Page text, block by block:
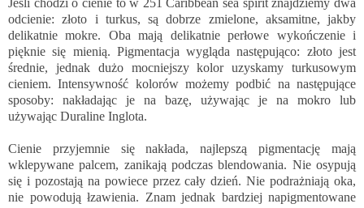
Jeśli chodzi o cienie to w 251 Caribbean sea spirit znajdziemy dwa
odcienie: złoto i turkus, są dobrze zmielone, aksamitne, jakby
delikatnie mokre. Oba mają delikatnie perłowe wykończenie i
pięknie się mienią. Pigmentacja wygląda następująco: złoto jest
średnie, jednak dużo mocniejszy kolor uzyskamy turkusowym
cieniem. Intensywność kolorów możemy podbić na następujące
sposoby: nakładając je na bazę, używając je na mokro lub
używając Duraline Inglota.
Cienie przyjemnie się nakłada, najlepszą pigmentację mają
wklepywane palcem, zanikają podczas blendowania. Nie osypują
się i pozostają na powiece przez cały dzień. Nie podrażniają oka,
nie powodują łzawienia. Znam jednak bardziej napigmentowane